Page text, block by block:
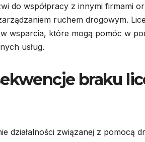
do współpracy z innymi firmami
ruchem drogowym.
wsparcia, które mogą pomóc w
usług.
braku
działalności związanej z pomocą